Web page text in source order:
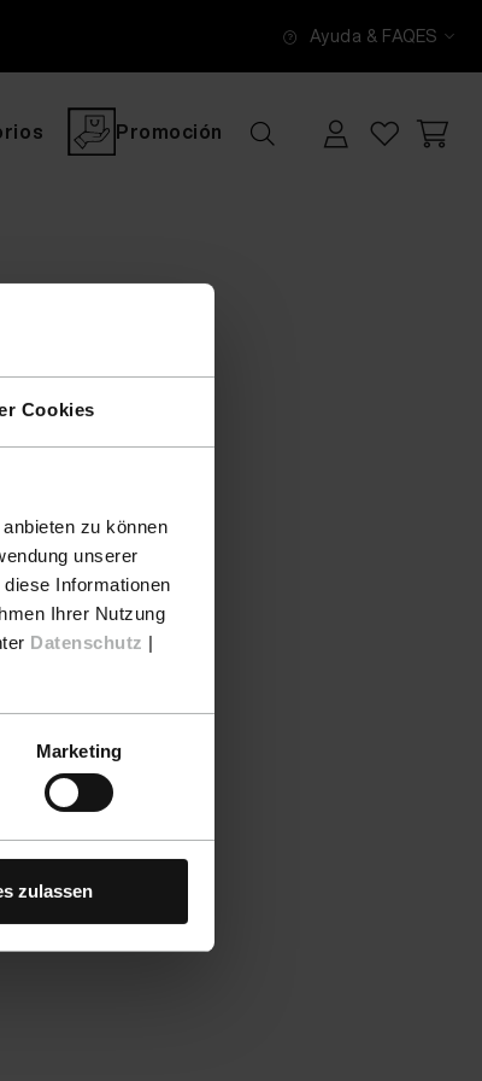
Cookies
zu können
unserer
Informationen
Ihrer Nutzung
Datenschutz |
Marketing
zulassen
Ayuda & FAQES
Promoción